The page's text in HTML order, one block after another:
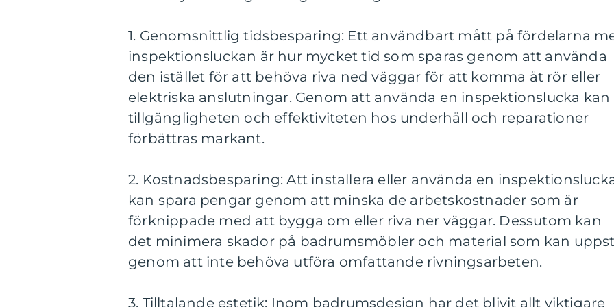
1. Genomsnittlig tidsbesparing: Ett användbart mått på fördelarna
inspektionsluckan är hur mycket tid som sparas genom att använda
den istället för att behöva riva ned väggar för att komma åt rör eller
elektriska anslutningar. Genom att använda en inspektionslucka kan
tillgängligheten och effektiviteten hos underhåll och reparationer
förbättras markant.
2. Kostnadsbesparing: Att installera eller använda en
kan spara pengar genom att minska de arbetskostnader som är
förknippade med att bygga om eller riva ner väggar. Dessutom kan
det minimera skador på badrumsmöbler och material som kan
genom att inte behöva utföra omfattande rivningsarbeten.
3. Tilltalande estetik: Inom badrumsdesign har det blivit allt viktigare